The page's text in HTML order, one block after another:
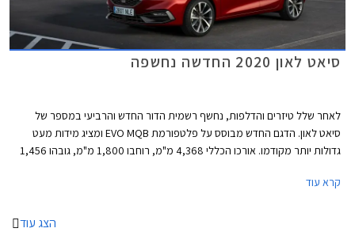
סיאט לאון 2020 החדשה נחשפה
לאחר שלל טיזרים והדלפות, נחשף רשמית הדור החדש והרביעי במספר של
סיאט לאון. הדגם החדש מבוסס על פלטפורמת EVO MQB ומציג מידות מעט
גדולות יותר מקודמו. אורכו הכללי 4,368 מ"מ, רוחבו 1,800 מ"מ, גובהו 1,456
קרא עוד
הצג עוד